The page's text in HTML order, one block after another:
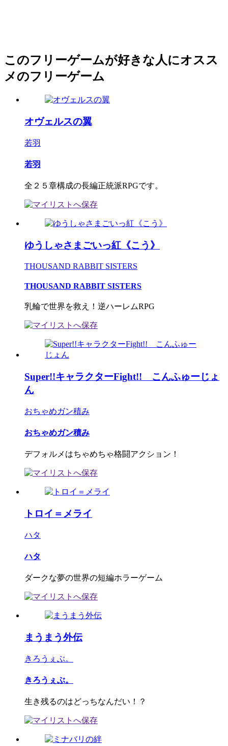
このフリーゲームが好きな人にオスス
メのフリーゲーム
オヴェルスの翼
若羽
若羽
全２５章構成の長編正統派RPGです。
ゆうしゃさまごいっ紅《こう》
THOUSAND RABBIT SISTERS
THOUSAND RABBIT SISTERS
乳輪で世界を救え！逆ハーレムRPG
Super!!キャラクターFight!! こんふゅーじょ
ん
おちゃめガン積み
おちゃめガン積み
デフォルメはちゃめちゃ格闘アクション！
トロイ＝メライ
ハタ
ハタ
ダークな夢の世界の短編ホラーゲーム
まうまう外伝
きろうぇぶ。
きろうぇぶ。
生き残るのはどっちなんだい！？